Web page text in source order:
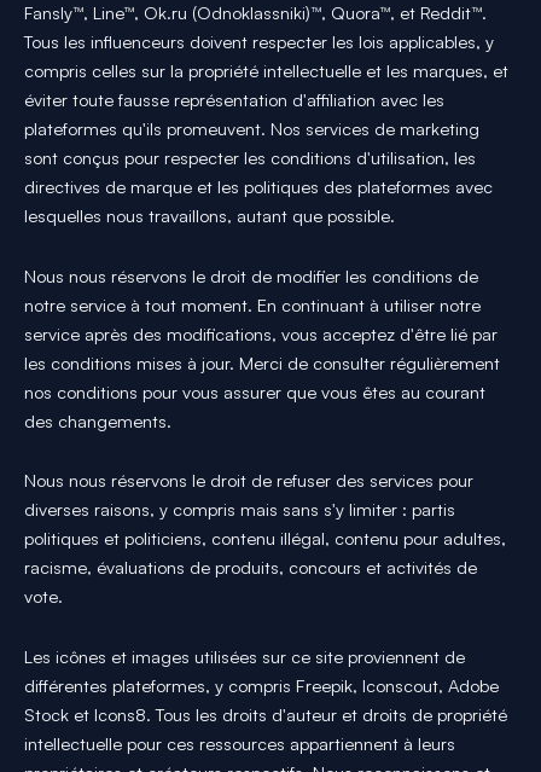
Fansly™, Line™, Ok.ru (Odnoklassniki)™, Quora™, et Reddit™.
Tous les influenceurs doivent respecter les lois applicables, y
compris celles sur la propriété intellectuelle et les marques, et
éviter toute fausse représentation d'affiliation avec les
plateformes qu'ils promeuvent. Nos services de marketing
sont conçus pour respecter les conditions d'utilisation, les
directives de marque et les politiques des plateformes avec
lesquelles nous travaillons, autant que possible.
Nous nous réservons le droit de modifier les conditions de
notre service à tout moment. En continuant à utiliser notre
service après des modifications, vous acceptez d'être lié par
les conditions mises à jour. Merci de consulter régulièrement
nos conditions pour vous assurer que vous êtes au courant
des changements.
Nous nous réservons le droit de refuser des services pour
diverses raisons, y compris mais sans s'y limiter : partis
politiques et politiciens, contenu illégal, contenu pour adultes,
racisme, évaluations de produits, concours et activités de
vote.
Les icônes et images utilisées sur ce site proviennent de
différentes plateformes, y compris Freepik, Iconscout, Adobe
Stock et Icons8. Tous les droits d'auteur et droits de propriété
intellectuelle pour ces ressources appartiennent à leurs